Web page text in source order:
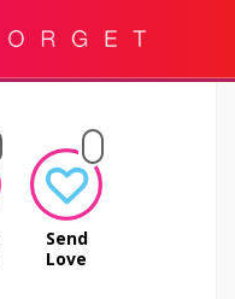
Send
Love